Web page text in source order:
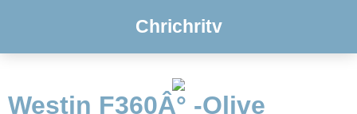
Chrichritv
Westin F360Â° -Olive